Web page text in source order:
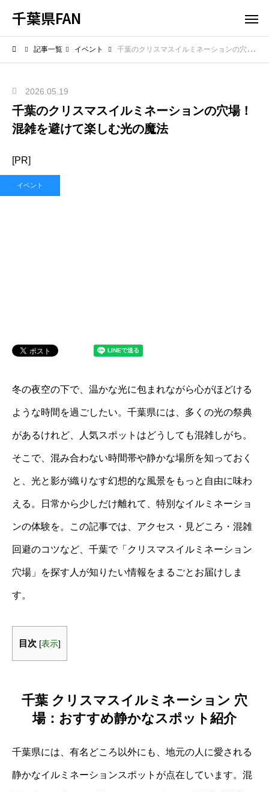
千葉県FAN
記事一覧 イベント 千葉のクリスマスイルミネーションの穴場！混雑を避けて楽しむ光の魔法
2026.05.19
千葉のクリスマスイルミネーションの穴場！
混雑を避けて楽しむ光の魔法
[PR]
イベント
冬の夜空の下で、温かな光に包まれながら心がほどける
ような時間を過ごしたい。千葉県には、多くの光の祭典
があるけれど、人気スポットはどうしても混雑しがち。
そこで、混み合わない時間帯や静かな場所を知っておく
と、光と影が織りなす幻想的な風景をもっと自由に味わ
える。日常から少しだけ離れて、特別なイルミネーショ
ンの体験を。この記事では、アクセス・見どころ・混雑
回避のコツなど、千葉で「クリスマスイルミネーション
穴場」を探す人が知りたい情報をまるごとお届けしま
す。
目次 [表示]
千葉 クリスマスイルミネーション 穴
場：おすすめ静かなスポット紹介
千葉県には、有名どころ以外にも、地元の人に愛される
静かなイルミネーションスポットが点在しています。混